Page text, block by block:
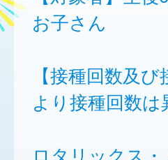
お子さん
【接種回数及
より接種回数は
ロタリックス